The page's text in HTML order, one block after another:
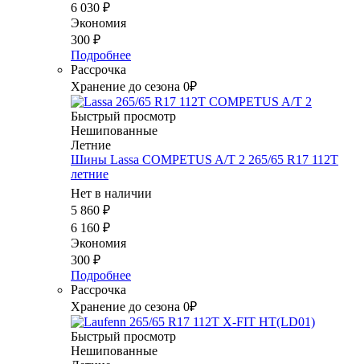
6 030 ₽
Экономия
300 ₽
Подробнее
Рассрочка
Хранение до сезона 0₽
Быстрый просмотр
Нешипованные
Летние
Шины Lassa COMPETUS A/T 2 265/65 R17 112T
летние
Нет в наличии
5 860 ₽
6 160 ₽
Экономия
300 ₽
Подробнее
Рассрочка
Хранение до сезона 0₽
Быстрый просмотр
Нешипованные